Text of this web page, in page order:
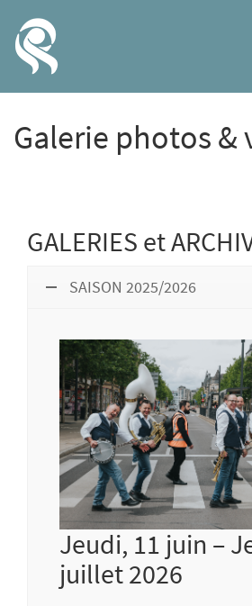
Galerie photos &
GALERIES et
SAISON 2025/2026
Jeudi, 11 juin –
juillet 2026